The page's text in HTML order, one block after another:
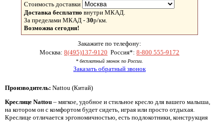
Стоимость доставки
Доставка бесплатно внутри МКАД.
За пределами МКАД - 30р/км.
Возможна сегодня!
Закажите по телефону:
Москва: 8(495)137-9120 Россия*: 8-800 555-9172
* бесплатный звонок по России.
Заказать обратный звонок
Производитель: Nattou (Китай)
Креслице Nattou – мягкое, удобное и стильное кресло для вашего малыша,
на котором он с комфортом будет сидеть, играя или просто отдыхая.
Креслице отличается эргономичностью, есть подлокотники, конструкция